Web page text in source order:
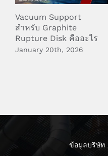
Vacuum Support
สำหรับ Graphite
Rupture Disk คืออะไร
January 20th, 2026
ข้อมูลบริษัท